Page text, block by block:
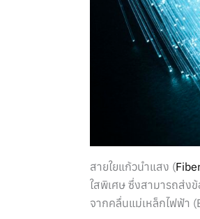
สายใยแก้วนำแสง (
ใสพิเศษ ซึ่งสามารถส่ง
จากคลื่นแม่เหล็กไฟฟ้า